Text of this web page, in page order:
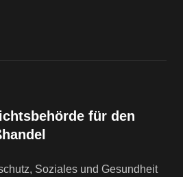
für den
Soziales und Gesundheit